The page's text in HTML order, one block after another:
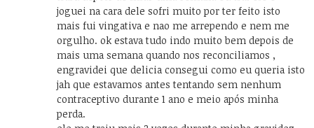
joguei na cara dele sofri muito por ter feito isto
mais fui vingativa e nao me arrependo e nem me
orgulho. ok estava tudo indo muito bem depois de
mais uma semana quando nos reconciliamos ,
engravidei que delicia consegui como eu queria isto
jah que estavamos antes tentando sem nenhum
contraceptivo durante 1 ano e meio após minha
perda.